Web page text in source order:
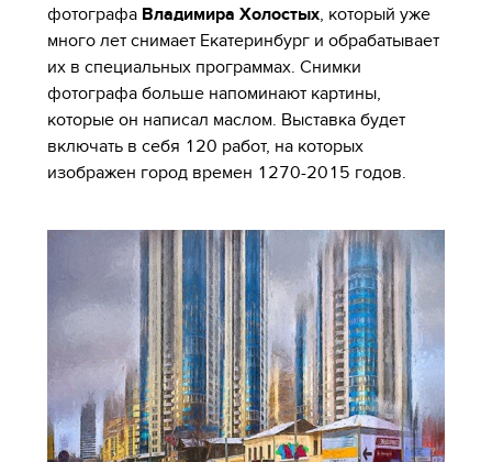
фотографа Владимира Холостых, который уже
много лет снимает Екатеринбург и обрабатывает
их в специальных программах. Снимки
фотографа больше напоминают картины,
которые он написал маслом. Выставка будет
включать в себя 120 работ, на которых
изображен город времен 1270-2015 годов.